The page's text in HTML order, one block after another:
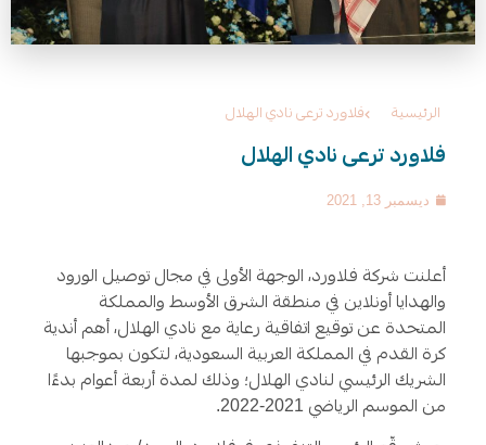
الرئيسية فلاورد ترعى نادي الهلال
فلاورد ترعى نادي الهلال
ديسمبر 13, 2021
أعلنت شركة فلاورد، الوجهة الأولى في مجال توصيل الورود
والهدايا أونلاين في منطقة الشرق الأوسط والمملكة
المتحدة عن توقيع اتفاقية رعاية مع نادي الهلال، أهم أندية
كرة القدم في المملكة العربية السعودية، لتكون بموجبها
الشريك الرئيسي لنادي الهلال؛ وذلك لمدة أربعة أعوام بدءًا
من الموسم الرياضي 2021-2022.